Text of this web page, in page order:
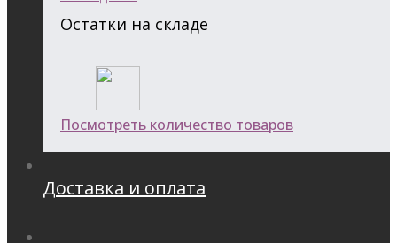
Остатки на складе
Посмотреть количество товаров
Доставка и оплата